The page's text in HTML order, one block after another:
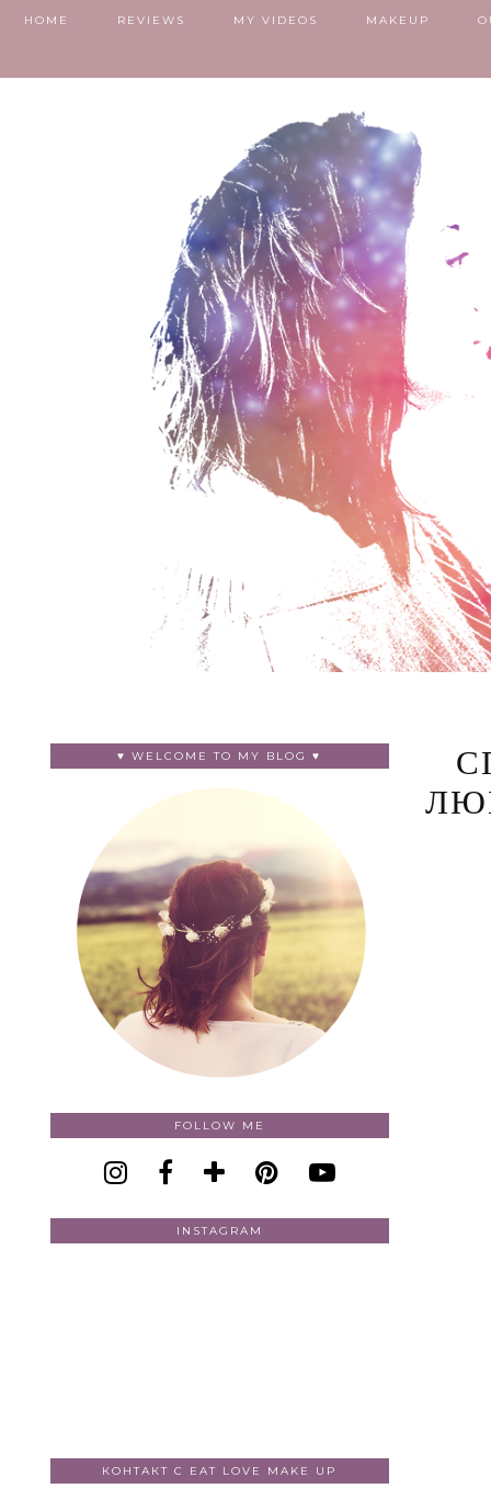
HOME REVIEWS MY VIDEOS MAKEUP
♥ WELCOME TO MY BLOG ♥
FOLLOW ME
INSTAGRAM
КОНТАКТ С EAT LOVE MAKE UP